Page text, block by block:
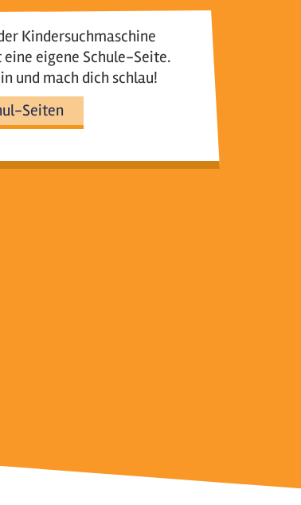
Kindersuchmaschine
eigene Schule-Seite.
und mach dich schlau!
Seiten